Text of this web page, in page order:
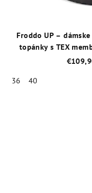
Froddo UP –
topánky s TEX
kožúškom –
36
40